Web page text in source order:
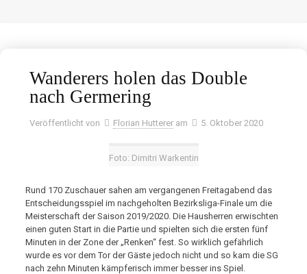
Wanderers holen das Double
nach Germering
Veröffentlicht von Florian Hutterer am 5. Oktober 2020
Foto: Dimitri Warkentin
Rund 170 Zuschauer sahen am vergangenen Freitagabend das
Entscheidungsspiel im nachgeholten Bezirksliga-Finale um die
Meisterschaft der Saison 2019/2020. Die Hausherren erwischten
einen guten Start in die Partie und spielten sich die ersten fünf
Minuten in der Zone der „Renken“ fest. So wirklich gefährlich
wurde es vor dem Tor der Gäste jedoch nicht und so kam die SG
nach zehn Minuten kämpferisch immer besser ins Spiel.